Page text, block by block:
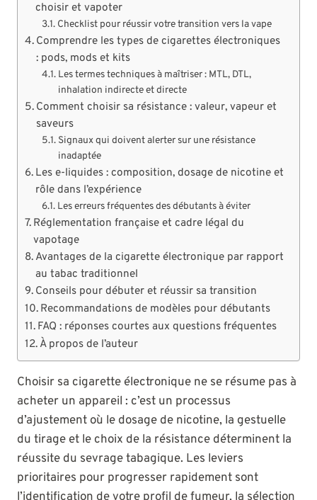
choisir et vapoter
Checklist pour réussir votre transition vers la vape
Comprendre les types de cigarettes électroniques
: pods, mods et kits
Les termes techniques à maîtriser : MTL, DTL,
inhalation indirecte et directe
Comment choisir sa résistance : valeur, vapeur et
saveurs
Signaux qui doivent alerter sur une résistance
inadaptée
Les e-liquides : composition, dosage de nicotine et
rôle dans l’expérience
Les erreurs fréquentes des débutants à éviter
Réglementation française et cadre légal du
vapotage
Avantages de la cigarette électronique par rapport
au tabac traditionnel
Conseils pour débuter et réussir sa transition
Recommandations de modèles pour débutants
FAQ : réponses courtes aux questions fréquentes
À propos de l’auteur
Choisir sa cigarette électronique ne se résume pas à
acheter un appareil : c’est un processus
d’ajustement où le dosage de nicotine, la gestuelle
du tirage et le choix de la résistance déterminent la
réussite du sevrage tabagique. Les leviers
prioritaires pour progresser rapidement sont